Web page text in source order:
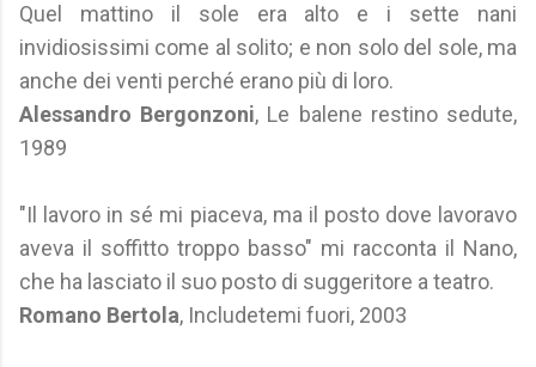
Quel mattino il sole era alto e i sette nani
invidiosissimi come al solito; e non solo del sole, ma
anche dei venti perché erano più di loro.
Alessandro Bergonzoni, Le balene restino sedute,
1989
"Il lavoro in sé mi piaceva, ma il posto dove lavoravo
aveva il soffitto troppo basso" mi racconta il Nano,
che ha lasciato il suo posto di suggeritore a teatro.
Romano Bertola, Includetemi fuori, 2003